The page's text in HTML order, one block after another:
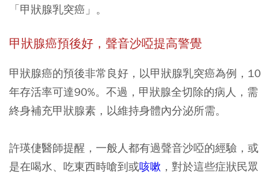
「甲狀腺乳突癌」。
甲狀腺癌預後好，聲音沙啞提高警覺
甲狀腺癌的預後非常良好，以甲狀腺乳突癌為例，10
年存活率可達90%。不過，甲狀腺全切除的病人，需
終身補充甲狀腺素，以維持身體內分泌所需。
許瑛倢醫師提醒，一般人都有過聲音沙啞的經驗，或
是在喝水、吃東西時嗆到或咳嗽 ，對於這些症狀民眾